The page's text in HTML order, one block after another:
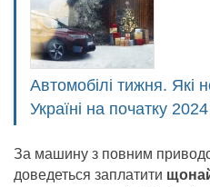
Автомобілі тижня. Які
Україні на початку
За машину з повним
доведеться заплатити